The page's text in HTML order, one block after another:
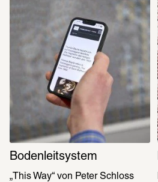
Bodenleitsystem
„This Way“ von Peter Schloss